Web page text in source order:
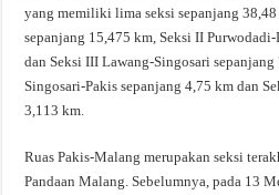
yang memiliki lima seksi sepanjang
sepanjang 15,475 km, Seksi II
dan Seksi III Lawang-Singosari
Singosari-Pakis sepanjang 4,75 km dan
3,113 km.
Ruas Pakis-Malang merupakan seksi
Pandaan Malang. Sebelumnya, pada 13